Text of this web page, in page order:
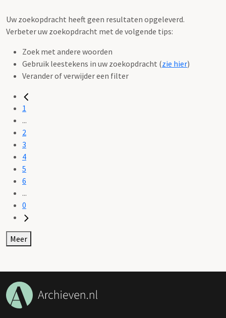
Uw zoekopdracht heeft geen resultaten opgeleverd.
Verbeter uw zoekopdracht met de volgende tips:
Zoek met andere woorden
Gebruik leestekens in uw zoekopdracht (zie hier)
Verander of verwijder een filter
1
...
2
3
4
5
6
...
0
Meer